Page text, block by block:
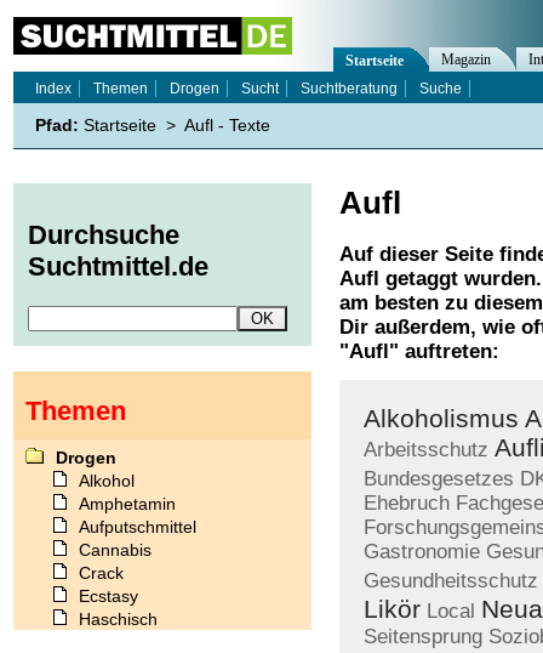
Aufl
Auf dieser Seite
Aufl getaggt
am besten zu
Dir außerdem, wie
"Aufl " auftreten:
Alkoholismus
Arbeitsschutz
Bundesgesetzes
Ehebruch
Gastronomie
Gesundheitsschutz
Likör Local
Seitensprung
Startseite Magazin
Index
Themen Drogen Sucht Suchtberatung Suche
Pfad: Startseite > Aufl - Texte
Durchsuche
Suchtmittel.de
Themen
Drogen
Alkohol
Amphetamin
Aufputschmittel
Cannabis
Crack
Ecstasy
Haschisch